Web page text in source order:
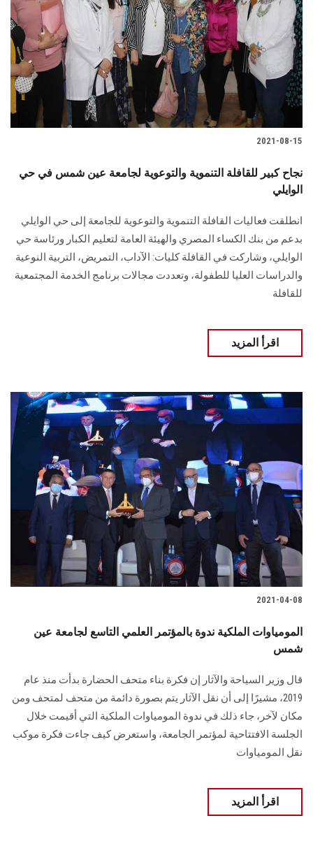
2021-08-15
نجاح كبير للقافلة التنموية والتوعوية لجامعة عين شمس في حي
الوايلي
انطلقت فعاليات القافلة التنموية والتوعوية للجامعة إلى حي الوايلي
بدعم من بنك الكساء المصري والهيئة العامة لتعليم الكبار ورئاسة حي
الوايلي، وشاركت في القافلة كليات: الآداب، التمريض، التربية النوعية
والدراسات العليا للطفولة، وتعددت مجالات برنامج الخدمة المجتمعية
للقافلة
اقرأ المزيد
2021-04-08
المومياوات الملكية ندوة بالمؤتمر العلمي التاسع لجامعة عين
شمس
قال وزير السياحة والآثار إن فكرة بناء متحف الحضارة بدأت منذ عام
2019، مشيرًا إلى أن نقل الآثار يتم بصورة دائمة من متحف لمتحف ومن
مكان لآخر، جاء ذلك في ندوة المومياوات الملكية التي أقيمت خلال
الجلسة الافتتاحية لمؤتمر الجامعة، واستعرض كيف جاءت فكرة موكب
نقل المومياوات
اقرأ المزيد